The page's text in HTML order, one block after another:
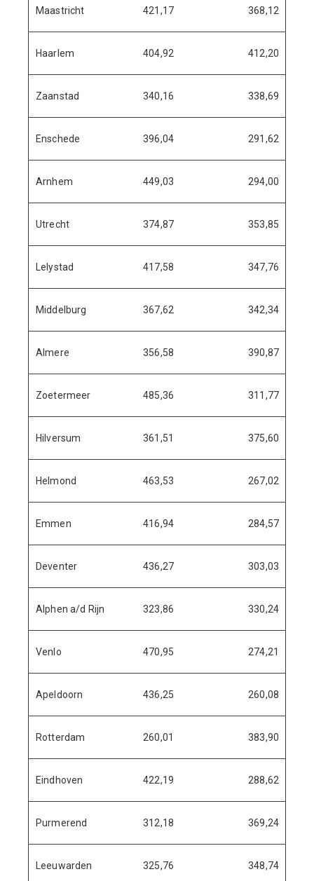
Maastricht 421,17 368,12
Haarlem 404,92 412,20
Zaanstad 340,16 338,69
Enschede 396,04 291,62
Arnhem 449,03 294,00
Utrecht 374,87 353,85
Lelystad 417,58 347,76
Middelburg 367,62 342,34
Almere 356,58 390,87
Zoetermeer 485,36 311,77
Hilversum 361,51 375,60
Helmond 463,53 267,02
Emmen 416,94 284,57
Deventer 436,27 303,03
Alphen a/d Rijn 323,86 330,24
Venlo 470,95 274,21
Apeldoorn 436,25 260,08
Rotterdam 260,01 383,90
Eindhoven 422,19 288,62
Purmerend 312,18 369,24
Leeuwarden 325,76 348,74